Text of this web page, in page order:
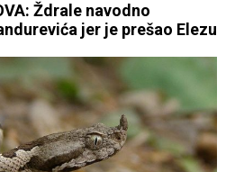
Ždrale navodno
jer je prešao Elezu